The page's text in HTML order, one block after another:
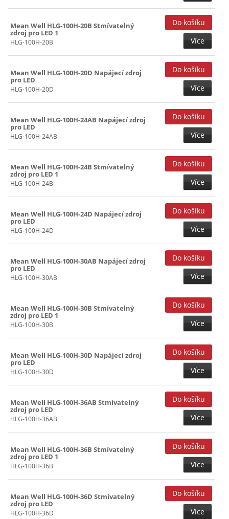
Mean Well HLG-100H-20B Stmívatelný
zdroj pro LED 1
HLG-100H-20B Více
Mean Well HLG-100H-20D Napájecí zdroj
pro LED
HLG-100H-20D Více
Mean Well HLG-100H-24AB Napájecí zdroj
pro LED
HLG-100H-24AB Více
Mean Well HLG-100H-24B Stmívatelný
zdroj pro LED 1
HLG-100H-24B Více
Mean Well HLG-100H-24D Napájecí zdroj
pro LED
HLG-100H-24D Více
Mean Well HLG-100H-30AB Napájecí zdroj
pro LED
HLG-100H-30AB Více
Mean Well HLG-100H-30B Stmívatelný
zdroj pro LED 1
HLG-100H-30B Více
Mean Well HLG-100H-30D Napájecí zdroj
pro LED
HLG-100H-30D Více
Mean Well HLG-100H-36AB Stmívatelný
zdroj pro LED
HLG-100H-36AB Více
Mean Well HLG-100H-36B Stmívatelný
zdroj pro LED 1
HLG-100H-36B Více
Mean Well HLG-100H-36D Stmívatelný
zdroj pro LED
HLG-100H-36D Více